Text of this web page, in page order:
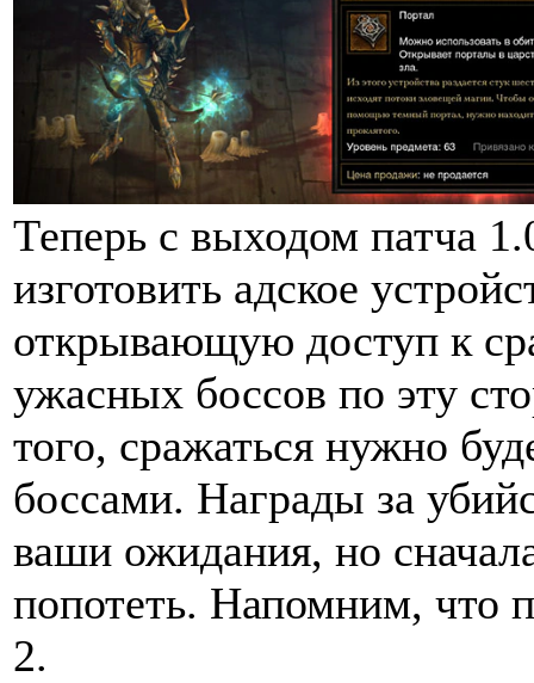
Теперь с выходом патча
изготовить адское
открывающую доступ к
ужасных боссов по эту
того, сражаться нужно
боссами. Награды за
ваши ожидания, но
попотеть. Напомним, что
2.